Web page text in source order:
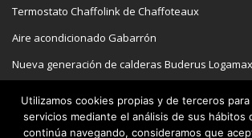
Utilizamos cookies propias y de terceros
servicios mediante el análisis de sus hábitos
continúa navegando, consideramos que
Termostato Chaffolink de Chaffoteaux
Aire acondicionado Gabarrón
Nueva generación de calderas Buderus